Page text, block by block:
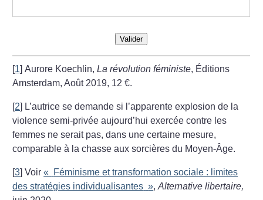
Valider
[1]Aurore Koechlin,La révolution féministe, Éditions
Amsterdam, Août 2019, 12 €.
[2] L’autrice se demande si l’apparente explosion de la
violence semi-privée aujourd’hui exercée contre les
femmes ne serait pas, dans une certaine mesure,
comparable à la chasse aux sorcières du Moyen-Âge.
[3]Voir«
Féminisme et transformation sociale : limites
des stratégies individualisantes »,Alternative libertaire,